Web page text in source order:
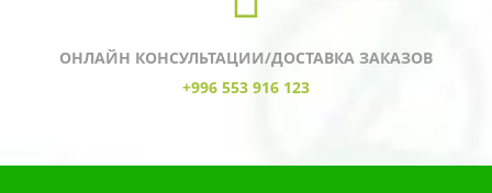
ОНЛАЙН КОНСУЛЬТАЦИИ/ДОСТАВКА ЗАКАЗОВ
+996 553 916 123